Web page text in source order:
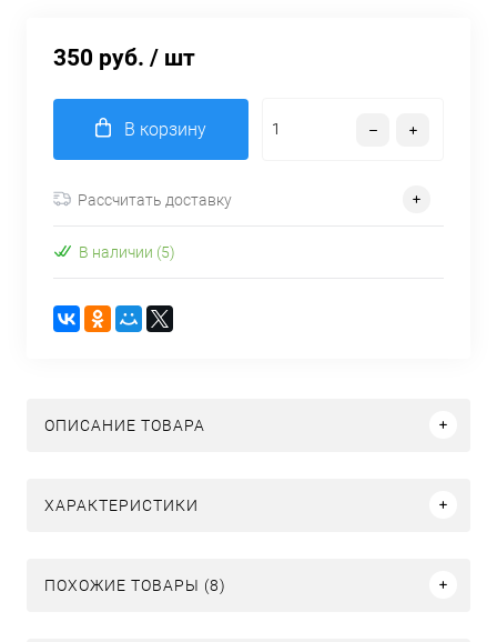
350 руб. / шт
В корзину
Рассчитать доставку
В наличии (5)
ОПИСАНИЕ ТОВАРА
ХАРАКТЕРИСТИКИ
ПОХОЖИЕ ТОВАРЫ (8)